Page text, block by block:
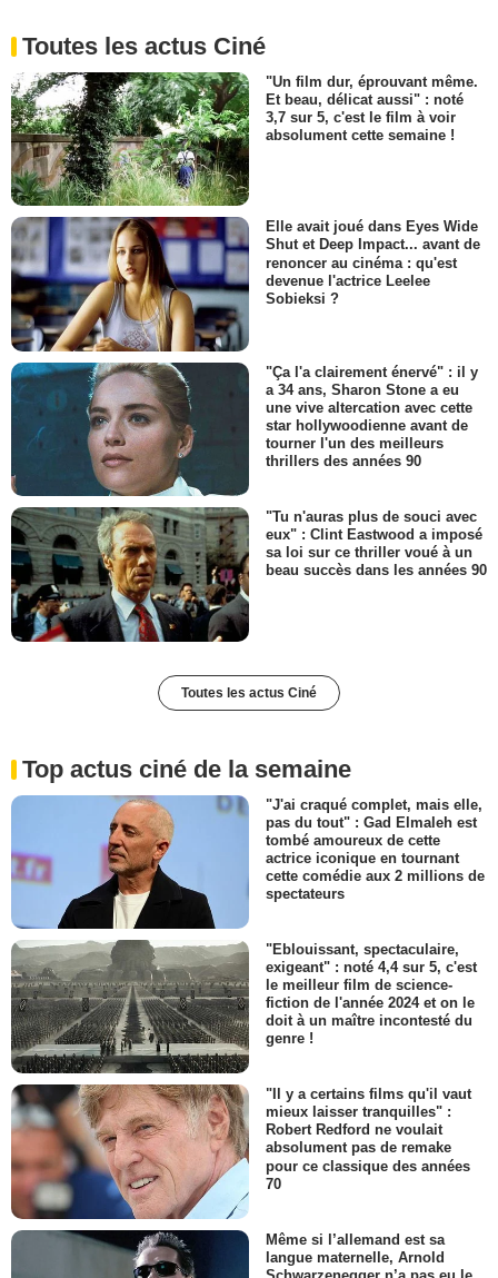
Toutes les actus Ciné
"Un film dur, éprouvant même.
Et beau, délicat aussi" : noté
3,7 sur 5, c'est le film à voir
absolument cette semaine !
Elle avait joué dans Eyes Wide
Shut et Deep Impact... avant de
renoncer au cinéma : qu'est
devenue l'actrice Leelee
Sobieksi ?
"Ça l'a clairement énervé" : il y
a 34 ans, Sharon Stone a eu
une vive altercation avec cette
star hollywoodienne avant de
tourner l'un des meilleurs
thrillers des années 90
"Tu n'auras plus de souci avec
eux" : Clint Eastwood a imposé
sa loi sur ce thriller voué à un
beau succès dans les années 90
Toutes les actus Ciné
Top actus ciné de la semaine
"J'ai craqué complet, mais elle,
pas du tout" : Gad Elmaleh est
tombé amoureux de cette
actrice iconique en tournant
cette comédie aux 2 millions de
spectateurs
"Eblouissant, spectaculaire,
exigeant" : noté 4,4 sur 5, c'est
le meilleur film de science-
fiction de l'année 2024 et on le
doit à un maître incontesté du
genre !
"Il y a certains films qu'il vaut
mieux laisser tranquilles" :
Robert Redford ne voulait
absolument pas de remake
pour ce classique des années
70
Même si l’allemand est sa
langue maternelle, Arnold